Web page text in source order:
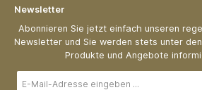
Newsletter
Abonnieren Sie jetzt einfach unseren
Newsletter und Sie werden stets unter
Produkte und Angebote
Mail-